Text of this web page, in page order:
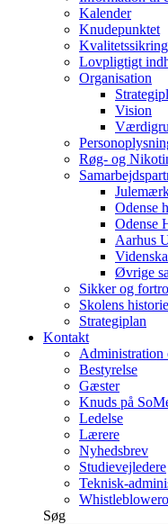
Kalender
Knudepunktet
Kvalitetssikring
Lovpligtigt
Organisation
Vision
Røg- og
Odense
Odense
Aarhus
Øvrige
Sikker og
Skolens historie
Strategiplan
Kontakt
Administration
Bestyrelse
Gæster
Knuds på
Ledelse
Lærere
Nyhedsbrev
Studievejledere
Teknisk-
Søg